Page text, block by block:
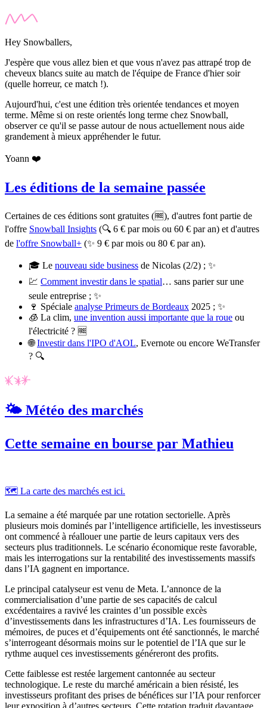
Hey Snowballers,
J'espère que vous allez bien et que vous n'avez pas attrapé trop de
cheveux blancs suite au match de l'équipe de France d'hier soir
(quelle horreur, ce match !).
Aujourd'hui, c'est une édition très orientée tendances et moyen
terme. Même si on reste orientés long terme chez Snowball,
observer ce qu'il se passe autour de nous actuellement nous aide
grandement à mieux appréhender le futur.
Yoann ❤️
Les éditions de la semaine passée
Certaines de ces éditions sont gratuites (🆓), d'autres font partie de
l'offre Snowball Insights (🔍 6 € par mois ou 60 € par an) et d'autres
de l'offre Snowball+ (✨ 9 € par mois ou 80 € par an).
🎓 Le nouveau side business de Nicolas (2/2) ; ✨
💹 Comment investir dans le spatial… sans parier sur une
seule entreprise ; ✨
🍷 Spéciale analyse Primeurs de Bordeaux 2025 ; ✨
🧊 La clim, une invention aussi importante que la roue ou
l'électricité ? 🆓
🌐Investir dans l'IPO d'AOL, Evernote ou encore WeTransfer
? 🔍
🌤️ Météo des marchés
Cette semaine en bourse par Mathieu
🗺️ La carte des marchés est ici.
La semaine a été marquée par une rotation sectorielle. Après
plusieurs mois dominés par l’intelligence artificielle, les investisseurs
ont commencé à réallouer une partie de leurs capitaux vers des
secteurs plus traditionnels. Le scénario économique reste favorable,
mais les interrogations sur la rentabilité des investissements massifs
dans l’IA gagnent en importance.
Le principal catalyseur est venu de Meta. L’annonce de la
commercialisation d’une partie de ses capacités de calcul
excédentaires a ravivé les craintes d’un possible excès
d’investissements dans les infrastructures d’IA. Les fournisseurs de
mémoires, de puces et d’équipements ont été sanctionnés, le marché
s’interrogeant désormais moins sur le potentiel de l’IA que sur le
rythme auquel ces investissements généreront des profits.
Cette faiblesse est restée largement cantonnée au secteur
technologique. Le reste du marché américain a bien résisté, les
investisseurs profitant des prises de bénéfices sur l’IA pour renforcer